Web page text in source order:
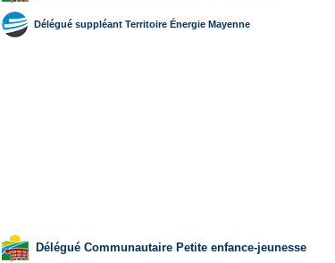
Délégué suppléant Territoire Énergie Mayenne
Délégué Communautaire Petite enfance-jeunesse